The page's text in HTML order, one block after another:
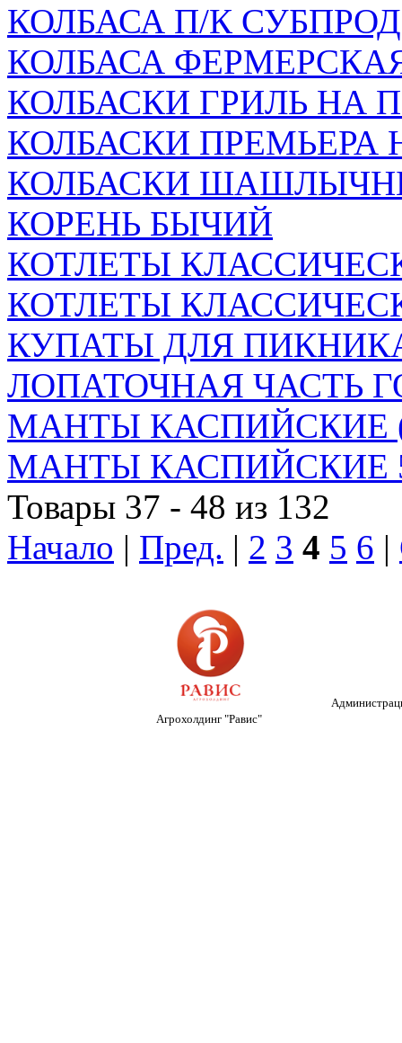
КОЛБАСА П/К
КОЛБАСА
КОЛБАСКИ ГРИЛЬ НА
КОЛБАСКИ
КОЛБАСКИ
КОРЕНЬ БЫЧИЙ
КОТЛЕТЫ
КОТЛЕТЫ
КУПАТЫ ДЛЯ
ЛОПАТОЧНАЯ ЧАСТЬ
МАНТЫ КАСПИЙСКИЕ
МАНТЫ КАСПИЙСКИЕ
Товары 37 - 48 из 132
Начало | Пред. | 2 3 4 5 6 |
Агрохолдинг "Равис"